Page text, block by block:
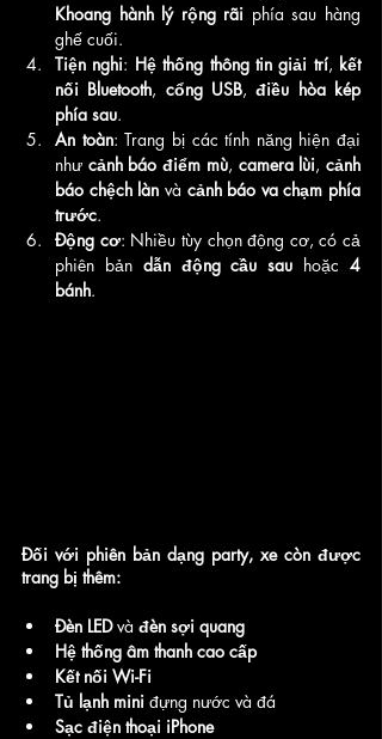
Khoang hành lý rộng rãi phía sau hàng
ghế cuối.
Tiện nghi: Hệ thống thông tin giải trí, kết
nối Bluetooth, cổng USB, điều hòa kép
phía sau.
An toàn: Trang bị các tính năng hiện đại
như cảnh báo điểm mù, camera lùi, cảnh
báo chệch làn và cảnh báo va chạm phía
trước.
Động cơ: Nhiều tùy chọn động cơ, có cả
phiên bản dẫn động cầu sau hoặc 4
bánh.
Đối với phiên bản dạng party, xe còn được
trang bị thêm:
Đèn LED và đèn sợi quang
Hệ thống âm thanh cao cấp
Kết nối Wi-Fi
Tủ lạnh mini đựng nước và đá
Sạc điện thoại iPhone